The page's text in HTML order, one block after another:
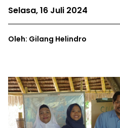
Selasa, 16 Juli 2024
Oleh: Gilang Helindro